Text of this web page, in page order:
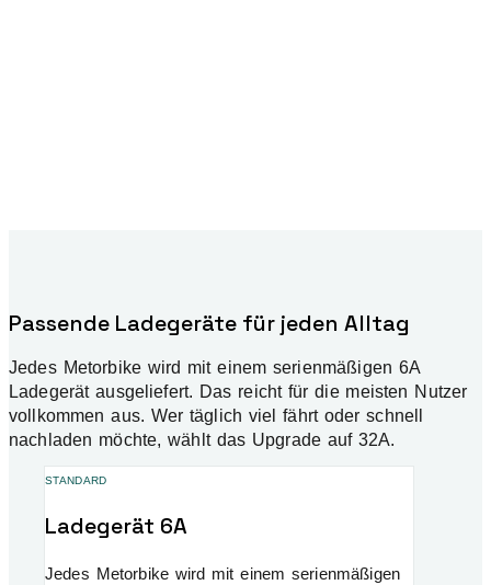
Passende Ladegeräte für jeden Alltag
Jedes Metorbike wird mit einem serienmäßigen 6A
Ladegerät ausgeliefert. Das reicht für die meisten Nutzer
vollkommen aus. Wer täglich viel fährt oder schnell
nachladen möchte, wählt das Upgrade auf 32A.
STANDARD
Ladegerät 6A
Jedes Metorbike wird mit einem serienmäßigen